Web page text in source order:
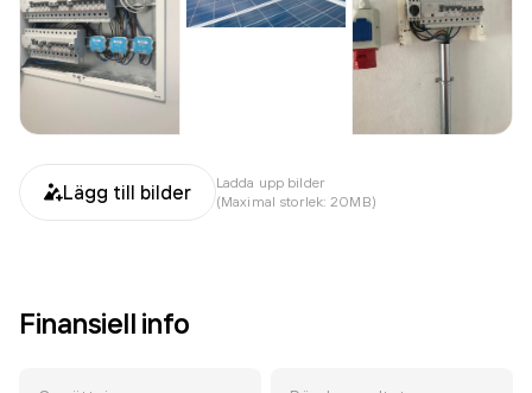
Lägg till bilder
Ladda upp bilder
(Maximal storlek: 20MB)
Finansiell info